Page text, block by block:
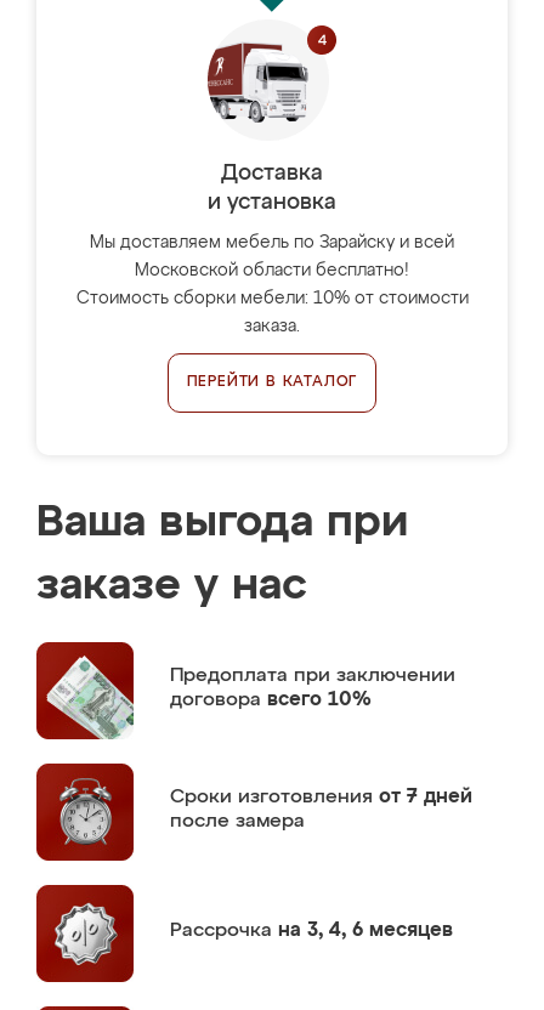
Доставка
и установка
Мы доставляем мебель по Зарайску и всей
Московской области бесплатно!
Стоимость сборки мебели: 10% от стоимости
заказа.
ПЕРЕЙТИ В КАТАЛОГ
Ваша выгода при
заказе у нас
Предоплата при заключении
договора всего 10%
Сроки изготовления от 7 дней
после замера
Рассрочка на 3, 4, 6 месяцев